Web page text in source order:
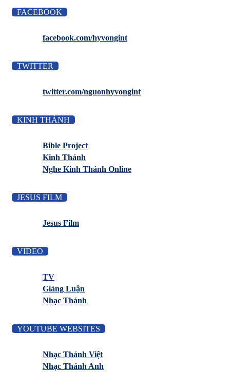
FACEBOOK
facebook.com/hyvongint
TWITTER
twitter.com/nguonhyvongint
KINH THÁNH
Bible Project
Kinh Thánh
Nghe Kinh Thánh Online
JESUS FILM
Jesus Film
VIDEO
TV
Giảng Luận
Nhạc Thánh
YOUTUBE WEBSITES
Nhạc Thánh Việt
Nhạc Thánh Anh